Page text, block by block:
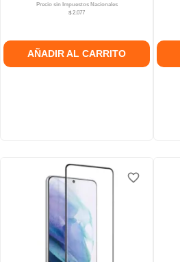
Precio sin Impuestos Nacionales
$ 2.077
AÑADIR AL CARRITO
favorite_border
favorite_border
favorite_border